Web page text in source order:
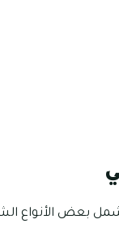
بعض الأنواع